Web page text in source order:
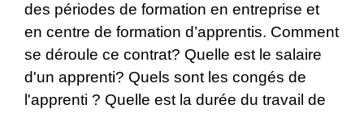
des périodes de formation en entreprise et
en centre de formation d’apprentis. Comment
se déroule ce contrat? Quelle est le salaire
d'un apprenti? Quels sont les congés de
l'apprenti ? Quelle est la durée du travail de